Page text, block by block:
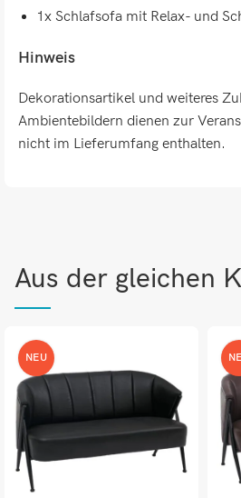
1x Schlafsofa mit Relax- und
Hinweis
Dekorationsartikel und weiteres
Ambientebildern dienen zur
nicht im Lieferumfang enthalten.
Aus der gleichen
NEU